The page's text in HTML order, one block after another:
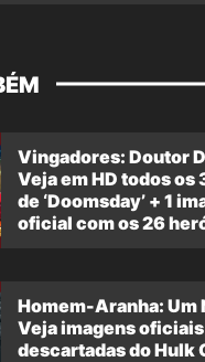
Vingadores: Doutor
Veja em HD todos os
de ‘Doomsday’ + 1
oficial com os 26
Homem-Aranha: Um
Veja imagens oficiais
descartadas do Hulk